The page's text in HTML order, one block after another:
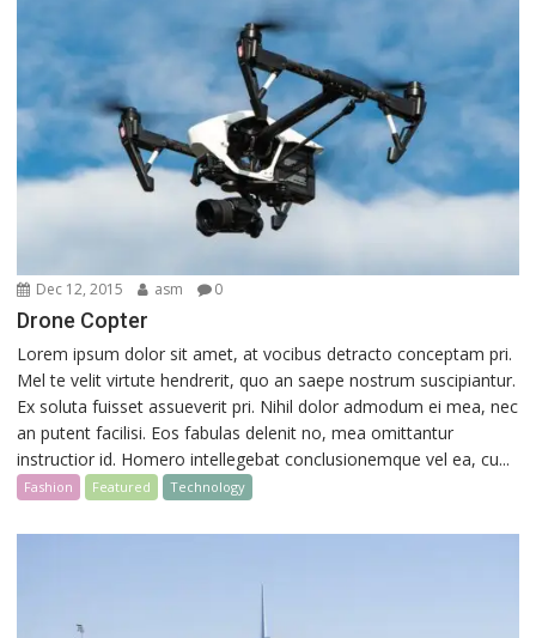
Dec 12, 2015 asm 0
Drone Copter
Lorem ipsum dolor sit amet, at vocibus detracto conceptam pri.
Mel te velit virtute hendrerit, quo an saepe nostrum suscipiantur.
Ex soluta fuisset assueverit pri. Nihil dolor admodum ei mea, nec
an putent facilisi. Eos fabulas delenit no, mea omittantur
instructior id. Homero intellegebat conclusionemque vel ea, cu...
Fashion Featured Technology